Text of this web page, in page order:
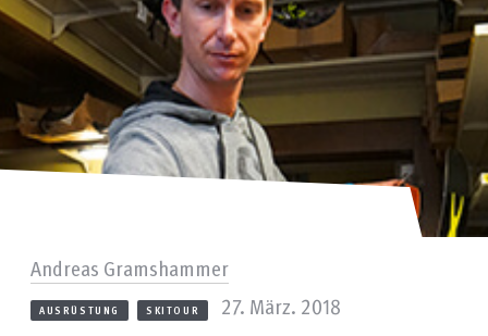
AUSRÜSTUNG SKITOUR 27. März. 2018
Andreas Gramshammer